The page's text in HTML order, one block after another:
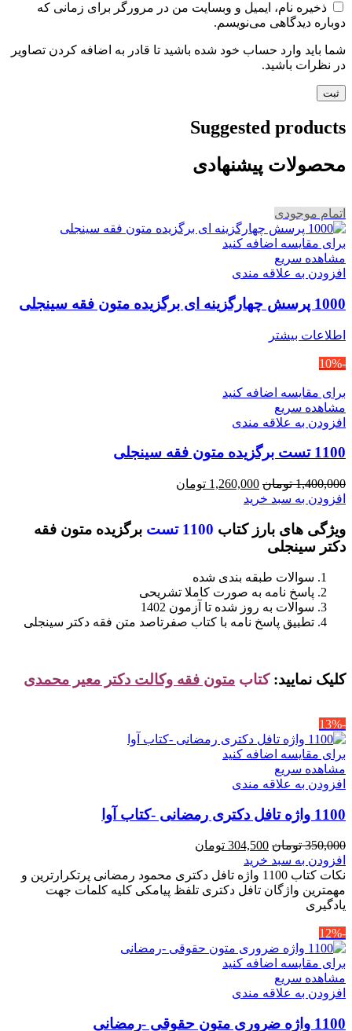
ذخیره نام، ایمیل و وبسایت من در مرورگر برای زمانی که
دوباره دیدگاهی می‌نویسم.
شما باید وارد حساب خود شده باشید تا قادر به اضافه کردن تصاویر
در نظرات باشید.
Suggested products
محصولات پیشنهادی
اتمام موجودی
برای مقایسه اضافه کنید
مشاهده سریع
افزودن به علاقه مندی
1000 پرسش چهارگزینه ای برگزیده متون فقه سینجلی
اطلاعات بیشتر
-10%
برای مقایسه اضافه کنید
مشاهده سریع
افزودن به علاقه مندی
1100 تست برگزیده متون فقه سینجلی
1,400,000 تومان قیمت
اصلی
بود.
1,260,000 تومان
است.
افزودن به سبد خرید
ویژگی های بارز کتاب 1100 تست
برگزیده متون فقه
دکتر سینجلی
سوالات طبقه بندی شده
پاسخ نامه به صورت کاملا تشریحی
سوالات به روز شده تا آزمون 1402
تطبیق پاسخ نامه با کتاب صفرتاصد متن فقه دکتر سینجلی
کلیک نمایید: کتاب متون فقه وکالت دکتر معیر محمدی
-13%
برای مقایسه اضافه کنید
مشاهده سریع
افزودن به علاقه مندی
1100 واژه تافل دکتری رمضانی -کتاب آوا
350,000 تومان قیمت
اصلی
350,000 تومان
بود.
304,500 تومان
304,500 تومان
است.
افزودن به سبد خرید
نکات کتاب 1100 واژه تافل دکتری محمود رمضانی پرتکرارترین و
مهمترین واژگان تافل دکتری تلفظ پیامکی کلیه کلمات جهت
یادگیری
-12%
برای مقایسه اضافه کنید
مشاهده سریع
افزودن به علاقه مندی
1100 واژه ضروری متون حقوقی -رمضانی